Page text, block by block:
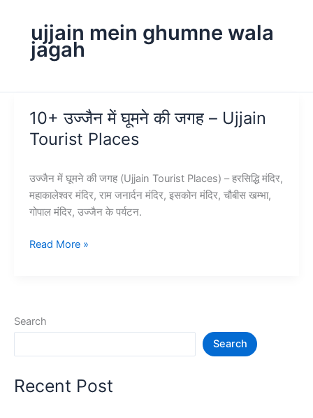
ujjain mein ghumne wala
jagah
10+ उज्जैन में घूमने की जगह – Ujjain
Tourist Places
उज्जैन में घूमने की जगह (Ujjain Tourist Places) – हरसिद्धि मंदिर,
महाकालेश्वर मंदिर, राम जनार्दन मंदिर, इसकोन मंदिर, चौबीस खम्भा,
गोपाल मंदिर, उज्जैन के पर्यटन.
10+
जगह
Places
Read More »
Search
Search
Recent Post